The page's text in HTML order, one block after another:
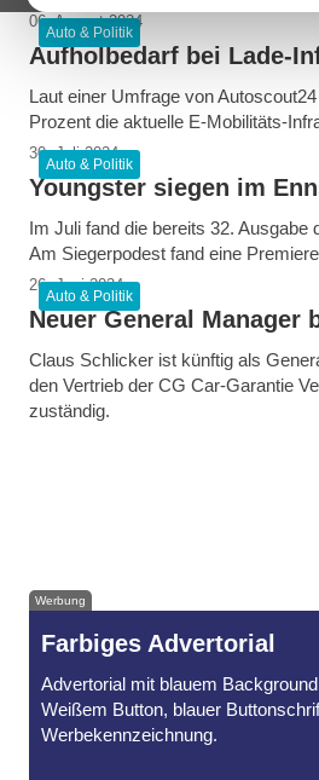
Auto & Politik
06. August 2024
Aufholbedarf bei Lade-
Laut einer Umfrage von
Prozent die aktuelle E-Mobilitäts-
Auto & Politik
30. Juli 2024
Youngster siegen im
Im Juli fand die bereits 32. Ausgabe
Am Siegerpodest fand eine
Auto & Politik
26. Juni 2024
Neuer General Manager
Claus Schlicker ist künftig als
den Vertrieb der CG Car-Garantie
zuständig.
Auto & Politik
Werbung
Farbiges Advertorial
Advertorial mit blauem
Weißem Button, blauer
Werbekennzeichnung.